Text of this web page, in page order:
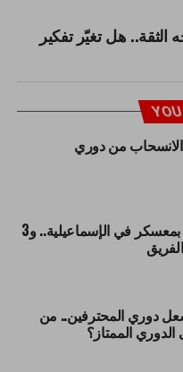
هل تغيّر تفكير
الانسحاب من دوري
وي يجهز للموسم بمعسكر في الإسماعيلية.. و3
دوري المحترفين.. من
الدوري الممتاز؟